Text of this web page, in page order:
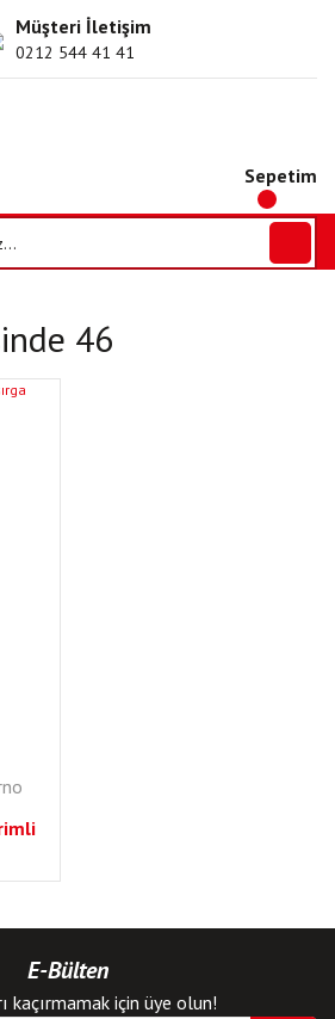
Müşteri İletişim
0212 544 41 41
Sepetim
46
E-Bülten
kaçırmamak için üye olun!